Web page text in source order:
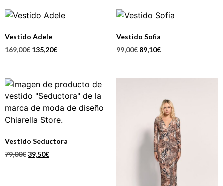
Vestido Adele
169,00€ 135,20€
Vestido Sofia
99,00€ 89,10€
Vestido Seductora
79,00€39,50€